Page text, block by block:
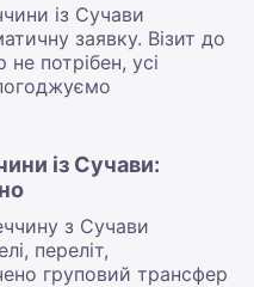
із Сучави
заявку. Візит до
потрібен, усі
із Сучави:
з Сучави
переліт,
груповий трансфер